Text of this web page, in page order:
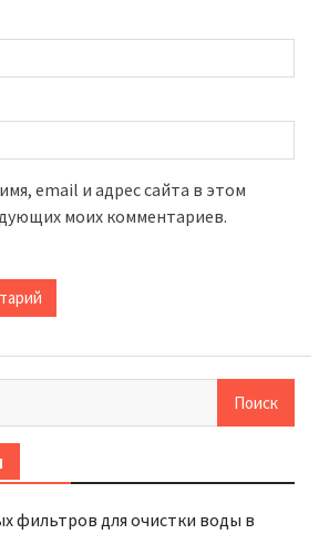
email и адрес сайта в этом
моих комментариев.
фильтров для очистки воды в